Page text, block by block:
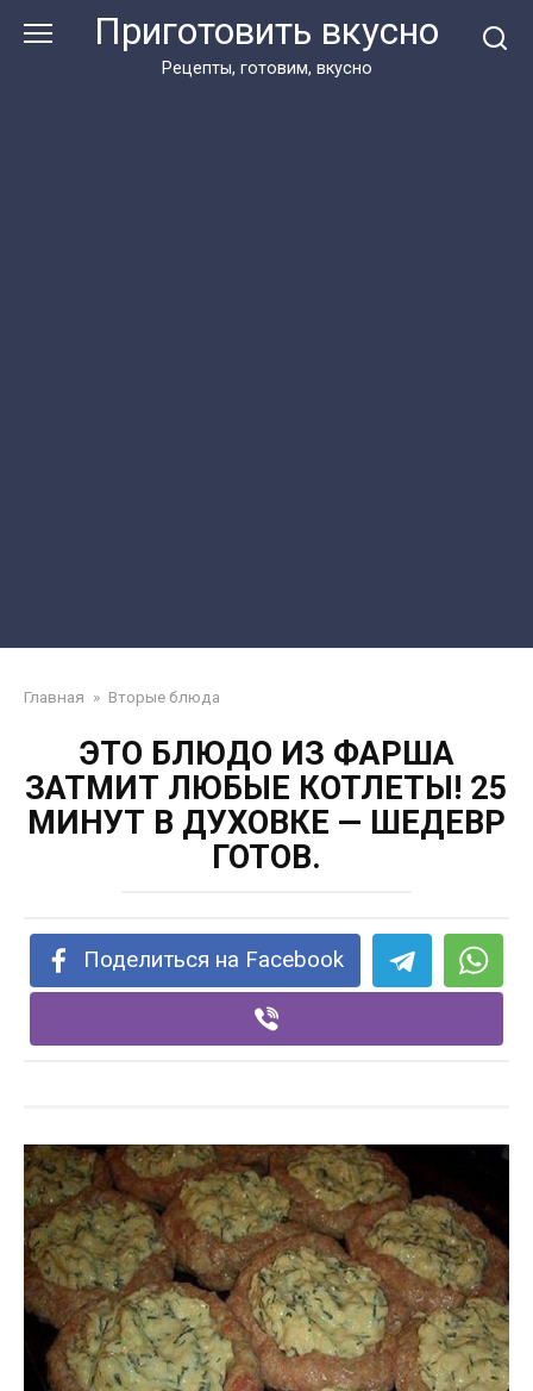
Приготовить вкусно
Рецепты, готовим, вкусно
Главная » Вторые блюда
ЭТО БЛЮДО ИЗ ФАРША
ЗАТМИТ ЛЮБЫЕ КОТЛЕТЫ! 25
МИНУТ В ДУХОВКЕ — ШЕДЕВР
ГОТОВ.
Поделиться на Facebook